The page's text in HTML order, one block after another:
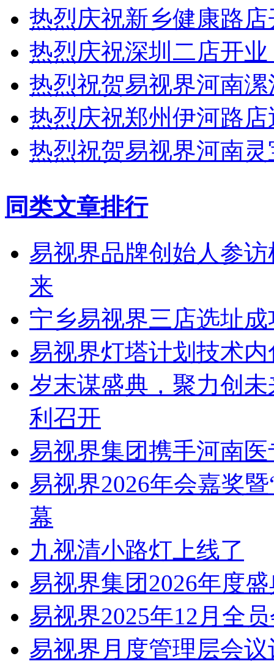
热烈庆祝新乡健康路
热烈庆祝深圳二店开业
热烈祝贺易视界河南
热烈庆祝郑州伊河路
热烈祝贺易视界河南
同类文章排行
易视界品牌创始人参
来
宁乡易视界三店选址
易视界灯塔计划技术
岁末谋盛典，聚力创
利召开
易视界集团携手河南
易视界2026年会嘉奖
幕
九视清小路灯上线了
易视界集团2026年度
易视界2025年12月全
易视界月度管理层会